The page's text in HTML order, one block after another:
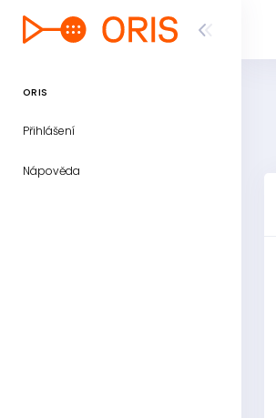
ORIS
Přihlášení
Nápověda